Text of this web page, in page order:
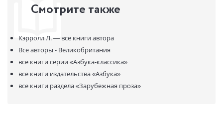
Смотрите также
Кэрролл Л. — все книги автора
Все авторы - Великобритания
все книги серии«Азбука-классика»
все книги издательства«Азбука»
все книги раздела«Зарубежная проза»